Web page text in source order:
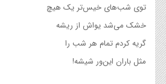
توی شب‌های خیس‌تر یک هیچ
خشک می‌شد یواش از ریشه
گریه کردم تمام هر شب را
مثل باران این‌ور شیشه!